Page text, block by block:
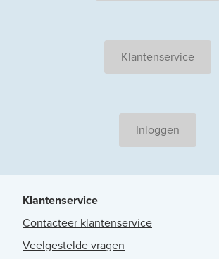
Klantenservice
Inloggen
Klantenservice
Contacteer klantenservice
Veelgestelde vragen